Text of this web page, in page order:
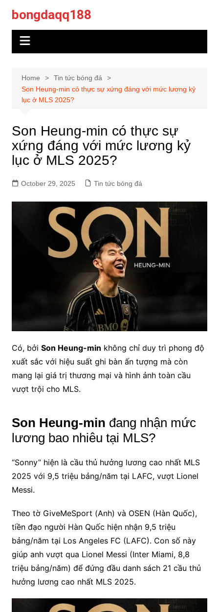
content
bongdaqq188
Home
Tin tức bóng đá
Son Heung-min có thực sự xứng đáng với mức lương kỷ
lục ở MLS 2025?
Son Heung-min có thực sự
xứng đáng với mức lương kỷ
lục ở MLS 2025?
October 29, 2025 Tin tức bóng đá
Có, bởi Son Heung-min không chỉ duy trì phong độ
xuất sắc với hiệu suất ghi bàn ấn tượng mà còn
mang lại giá trị thương mại và hình ảnh toàn cầu
vượt trội cho MLS.
Son Heung-min đang nhận mức
lương bao nhiêu tại MLS?
“Sonny” hiện là cầu thủ hưởng lương cao nhất MLS
2025 với 9,5 triệu bảng/năm tại LAFC, vượt Lionel
Messi.
Theo tờ GiveMeSport (Anh) và OSEN (Hàn Quốc),
tiền đạo người Hàn Quốc hiện nhận 9,5 triệu
bảng/năm tại Los Angeles FC (LAFC). Con số này
giúp anh vượt qua Lionel Messi (Inter Miami, 8,8
triệu bảng/năm) để đứng đầu danh sách 21 cầu thủ
hưởng lương cao nhất MLS 2025.